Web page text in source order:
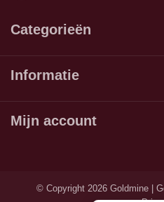
Categorieën
Informatie
Mijn account
© Copyright 2026 Goldmine |